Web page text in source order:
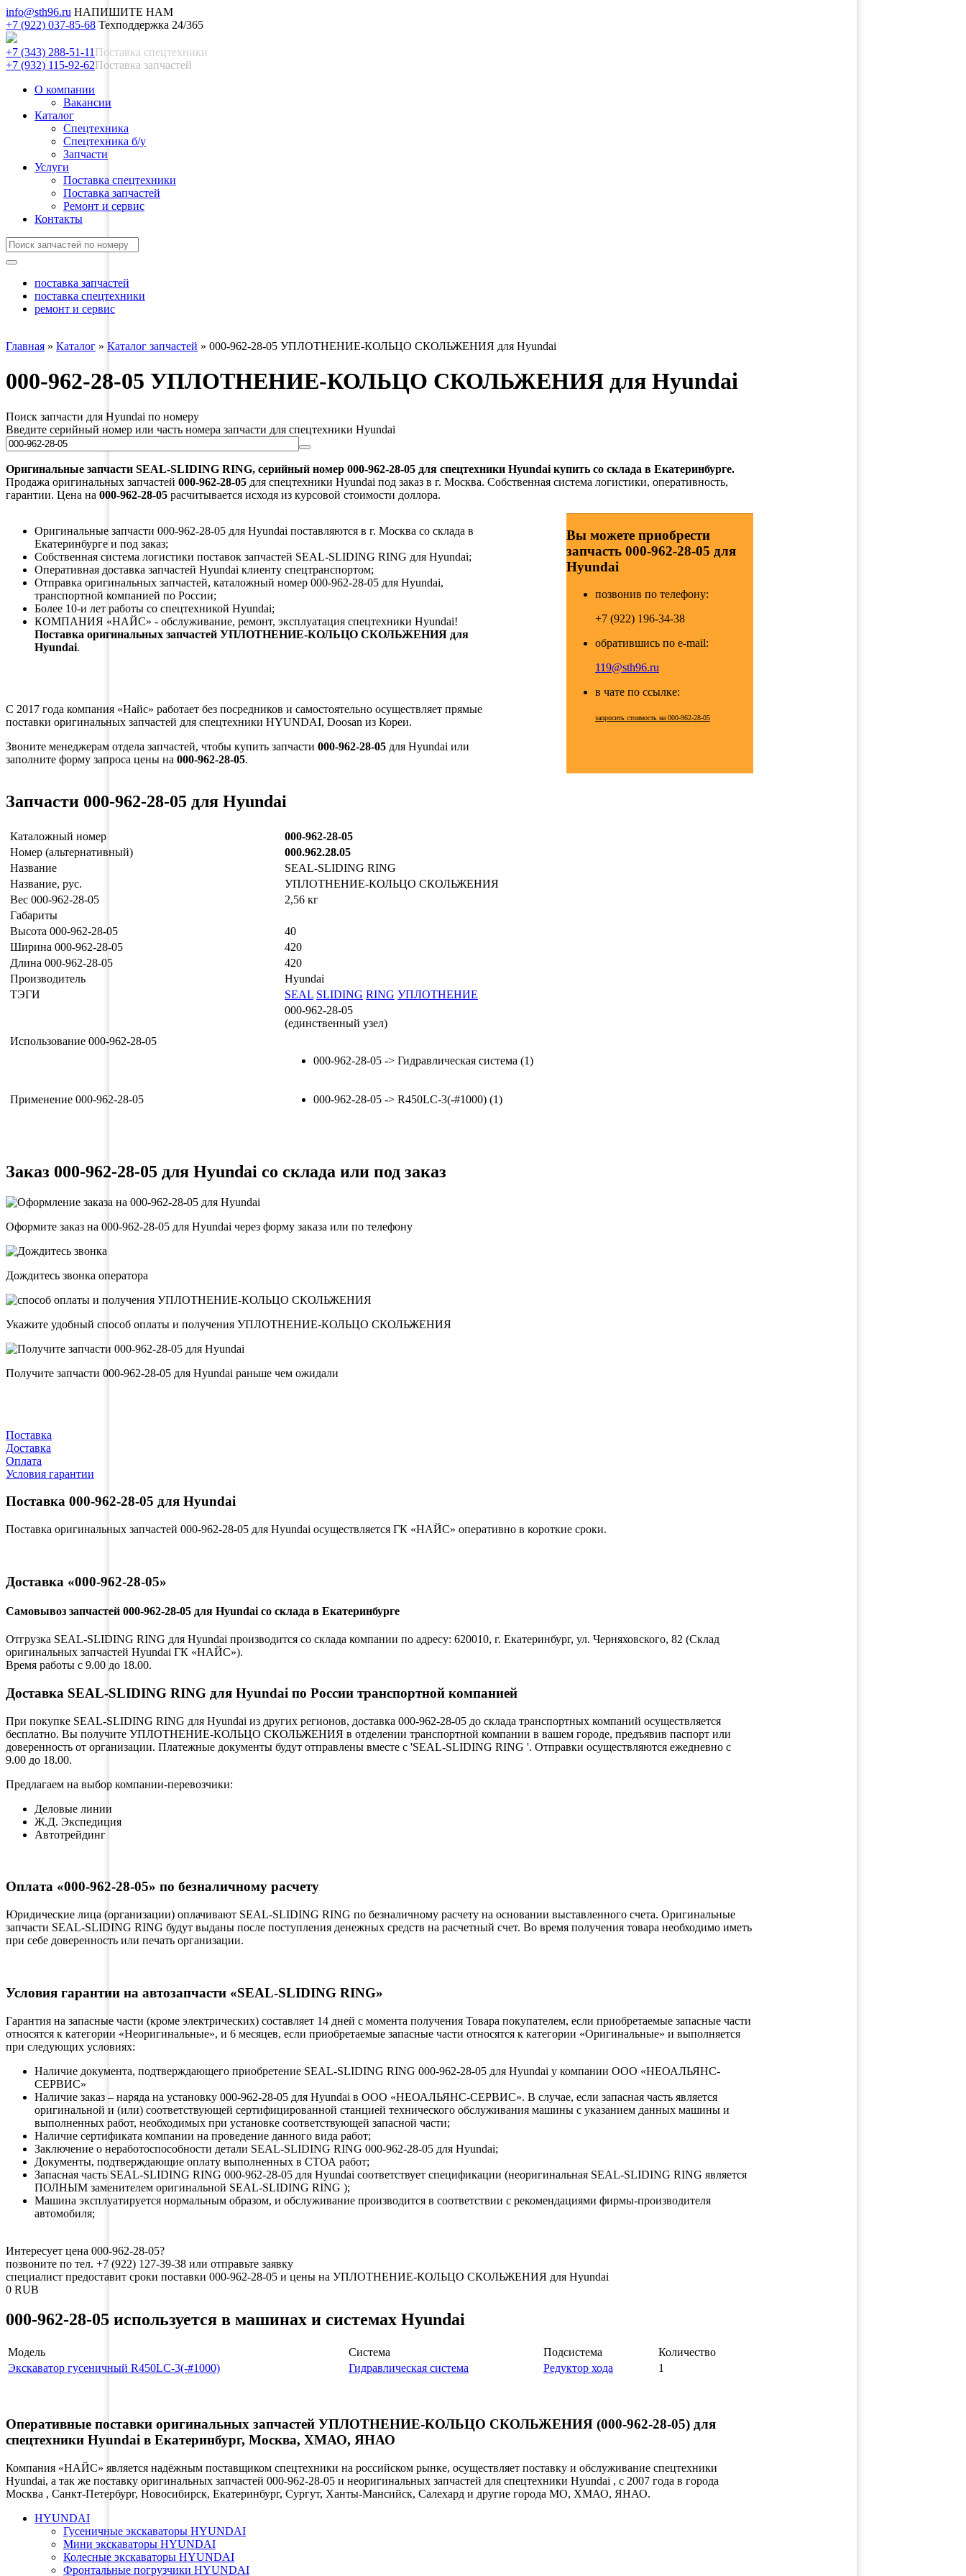
info@sth96.ru НАПИШИТЕ НАМ
+7 (922) 037-85-68 Техподдержка 24/365
+7 (343) 288-51-11 Поставка спецтехники
+7 (932) 115-92-62Поставка запчастей
О компании
Вакансии
Каталог
Спецтехника
Спецтехника б/у
Запчасти
Услуги
Поставка спецтехники
Поставка запчастей
Ремонт и сервис
Контакты
поставка запчастей
поставка спецтехники
ремонт и сервис
Главная » Каталог » Каталог запчастей » 000-962-28-05 УПЛОТНЕНИЕ-КОЛЬЦО СКОЛЬЖЕНИЯ для Hyundai
000-962-28-05 УПЛОТНЕНИЕ-КОЛЬЦО СКОЛЬЖЕНИЯ для Hyundai
Поиск запчасти для Hyundai по номеру
Введите серийный номер или часть номера запчасти для спецтехники Hyundai
Оригинальные запчасти SEAL-SLIDING RING, серийный номер 000-962-28-05 для спецтехники Hyundai купить со склада в Екатеринбурге.
Продажа оригинальных запчастей 000-962-28-05 для спецтехники Hyundai под заказ в г. Москва. Собственная система логистики, оперативность,
гарантии. Цена на 000-962-28-05 расчитывается исходя из курсовой стоимости доллора.
Оригинальные запчасти 000-962-28-05 для Hyundai поставляются в г. Москва со склада в
Екатеринбурге и под заказ;
Собственная система логистики поставок запчастей SEAL-SLIDING RING для Hyundai;
Оперативная доставка запчастей Hyundai клиенту спецтранспортом;
Отправка оригинальных запчастей, каталожный номер 000-962-28-05 для Hyundai,
транспортной компанией по России;
Более 10-и лет работы со спецтехникой Hyundai;
КОМПАНИЯ «НАЙС» - обслуживание, ремонт, эксплуатация спецтехники Hyundai!
Поставка оригинальных запчастей УПЛОТНЕНИЕ-КОЛЬЦО СКОЛЬЖЕНИЯ для
Hyundai.
С 2017 года компания «Найс» работает без посредников и самостоятельно осуществляет прямые
поставки оригинальных запчастей для спецтехники HYUNDAI, Doosan из Кореи.
Звоните менеджерам отдела запчастей, чтобы купить запчасти 000-962-28-05 для Hyundai или
заполните форму запроса цены на 000-962-28-05.
Вы можете приобрести
запчасть 000-962-28-05 для
Hyundai
позвонив по телефону:
+7 (922) 196-34-38
обратившись по e-mail:
119@sth96.ru
в чате по ссылке:
запросить стоимость на 000-962-28-05
Запчасти 000-962-28-05 для Hyundai
Каталожный номер
000-962-28-05
Номер (альтернативный)
000.962.28.05
Название
SEAL-SLIDING RING
Название, рус.
УПЛОТНЕНИЕ-КОЛЬЦО СКОЛЬЖЕНИЯ
Вес 000-962-28-05
2,56 кг
Габариты
Высота 000-962-28-05
40
Ширина 000-962-28-05
420
Длина 000-962-28-05
420
Производитель
Hyundai
ТЭГИ
SEAL SLIDING RING УПЛОТНЕНИЕ
Использование 000-962-28-05
000-962-28-05
(единственный узел)
000-962-28-05 -> Гидравлическая система (1)
Применение 000-962-28-05 000-962-28-05 -> R450LC-3(-#1000) (1)
Заказ 000-962-28-05 для Hyundai со склада или под заказ
Оформите заказ на 000-962-28-05 для Hyundai через форму заказа или по телефону
Дождитесь звонка оператора
Укажите удобный способ оплаты и получения УПЛОТНЕНИЕ-КОЛЬЦО СКОЛЬЖЕНИЯ
Получите запчасти 000-962-28-05 для Hyundai раньше чем ожидали
Поставка
Доставка
Оплата
Условия гарантии
Поставка 000-962-28-05 для Hyundai
Поставка оригинальных запчастей 000-962-28-05 для Hyundai осуществляется ГК «НАЙС» оперативно в короткие сроки.
Доставка «000-962-28-05»
Самовывоз запчастей 000-962-28-05 для Hyundai со склада в Екатеринбурге
Отгрузка SEAL-SLIDING RING для Hyundai производится со склада компании по адресу: 620010, г. Екатеринбург, ул. Черняховского, 82 (Склад
оригинальных запчастей Hyundai ГК «НАЙС»).
Время работы с 9.00 до 18.00.
Доставка SEAL-SLIDING RING для Hyundai по России транспортной компанией
При покупке SEAL-SLIDING RING для Hyundai из других регионов, доставка 000-962-28-05 до склада транспортных компаний осуществляется
бесплатно. Вы получите УПЛОТНЕНИЕ-КОЛЬЦО СКОЛЬЖЕНИЯ в отделении транспортной компании в вашем городе, предъявив паспорт или
доверенность от организации. Платежные документы будут отправлены вместе с 'SEAL-SLIDING RING '. Отправки осуществляются ежедневно с
9.00 до 18.00.
Предлагаем на выбор компании-перевозчики:
Деловые линии
Ж.Д. Экспедиция
Автотрейдинг
Оплата «000-962-28-05» по безналичному расчету
Юридические лица (организации) оплачивают SEAL-SLIDING RING по безналичному расчету на основании выставленного счета. Оригинальные
запчасти SEAL-SLIDING RING будут выданы после поступления денежных средств на расчетный счет. Во время получения товара необходимо иметь
при себе доверенность или печать организации.
Условия гарантии на автозапчасти «SEAL-SLIDING RING»
Гарантия на запасные части (кроме электрических) составляет 14 дней с момента получения Товара покупателем, если приобретаемые запасные части
относятся к категории «Неоригинальные», и 6 месяцев, если приобретаемые запасные части относятся к категории «Оригинальные» и выполняется
при следующих условиях:
Наличие документа, подтверждающего приобретение SEAL-SLIDING RING 000-962-28-05 для Hyundai у компании ООО «НЕОАЛЬЯНС-
СЕРВИС»
Наличие заказ – наряда на установку 000-962-28-05 для Hyundai в ООО «НЕОАЛЬЯНС-СЕРВИС». В случае, если запасная часть является
оригинальной и (или) соответствующей сертифицированной станцией технического обслуживания машины с указанием данных машины и
выполненных работ, необходимых при установке соответствующей запасной части;
Наличие сертификата компании на проведение данного вида работ;
Заключение о неработоспособности детали SEAL-SLIDING RING 000-962-28-05 для Hyundai;
Документы, подтверждающие оплату выполненных в СТОА работ;
Запасная часть SEAL-SLIDING RING 000-962-28-05 для Hyundai соответствует спецификации (неоригинальная SEAL-SLIDING RING является
ПОЛНЫМ заменителем оригинальной SEAL-SLIDING RING );
Машина эксплуатируется нормальным образом, и обслуживание производится в соответствии с рекомендациями фирмы-производителя
автомобиля;
Интересует цена 000-962-28-05?
позвоните по тел. +7 (922) 127-39-38 или отправьте заявку
специалист предоставит сроки поставки 000-962-28-05 и цены на УПЛОТНЕНИЕ-КОЛЬЦО СКОЛЬЖЕНИЯ для Hyundai
0 RUB
000-962-28-05 используется в машинах и системах Hyundai
Модель Система Подсистема
Количество
Экскаватор гусеничный R450LC-3(-#1000)
Гидравлическая система Редуктор хода 1
Оперативные поставки оригинальных запчастей УПЛОТНЕНИЕ-КОЛЬЦО СКОЛЬЖЕНИЯ (000-962-28-05) для
спецтехники Hyundai в Екатеринбург, Москва, ХМАО, ЯНАО
Компания «НАЙС» является надёжным поставщиком спецтехники на российском рынке, осуществляет поставку и обслуживание спецтехники
Hyundai, а так же поставку оригинальных запчастей 000-962-28-05 и неоригинальных запчастей для спецтехники Hyundai , с 2007 года в города
Москва , Санкт-Петербург, Новосибирск, Екатеринбург, Сургут, Ханты-Мансийск, Салехард и другие города МО, ХМАО, ЯНАО.
HYUNDAI
Гусеничные экскаваторы HYUNDAI
Мини экскаваторы HYUNDAI
Колесные экскаваторы HYUNDAI
Фронтальные погрузчики HYUNDAI